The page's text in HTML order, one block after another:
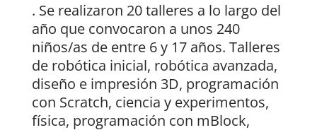
. Se realizaron 20 talleres a lo largo del
año que convocaron a unos 240
niños/as de entre 6 y 17 años. Talleres
de robótica inicial, robótica avanzada,
diseño e impresión 3D, programación
con Scratch, ciencia y experimentos,
física, programación con mBlock,